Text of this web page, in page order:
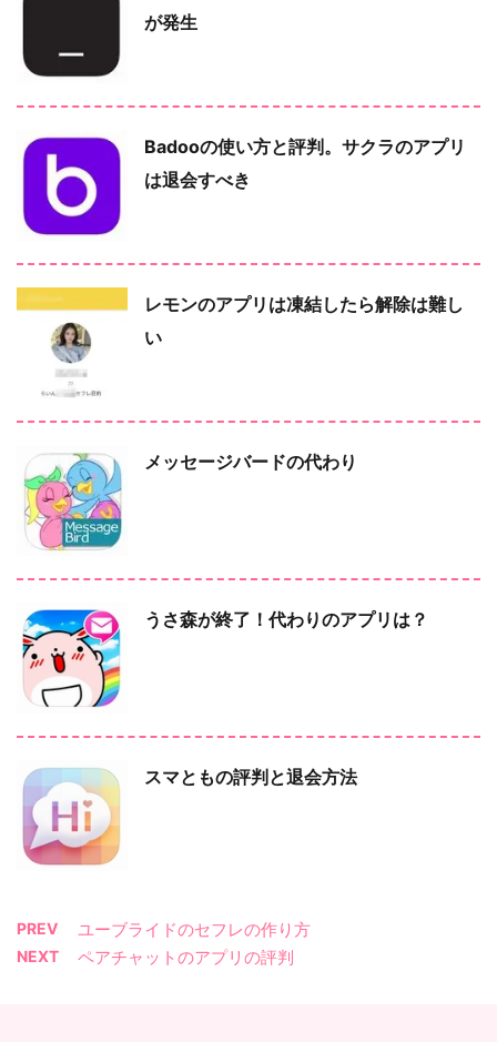
が発生
Badooの使い方と評判。サクラのアプリ
は退会すべき
レモンのアプリは凍結したら解除は難し
い
メッセージバードの代わり
うさ森が終了！代わりのアプリは？
スマともの評判と退会方法
PREV ユーブライドのセフレの作り方
NEXT ペアチャットのアプリの評判